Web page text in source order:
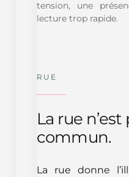
tension, une
lecture trop rapide.
RUE
La rue
commun.
La rue donne